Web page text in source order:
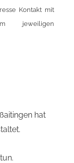
Kontakt mit
jeweiligen
hat